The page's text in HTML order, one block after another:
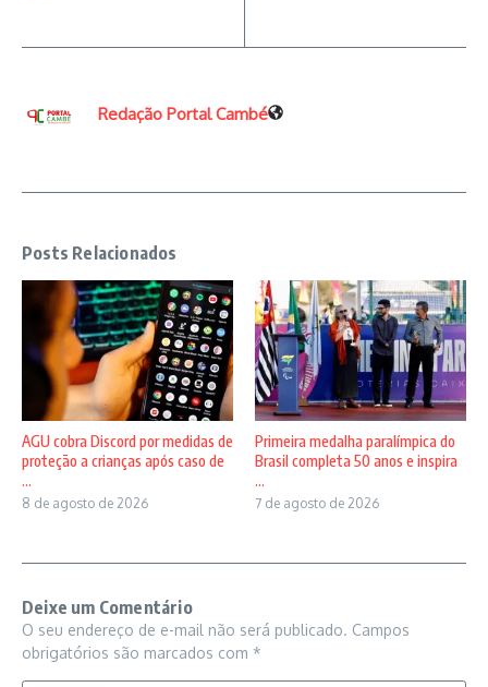
Redação Portal Cambé
Posts Relacionados
AGU cobra Discord por medidas de
proteção a crianças após caso de
...
8 de agosto de 2026
Primeira medalha paralímpica do
Brasil completa 50 anos e inspira
...
7 de agosto de 2026
Deixe um Comentário
O seu endereço de e-mail não será publicado. Campos
obrigatórios são marcados com *